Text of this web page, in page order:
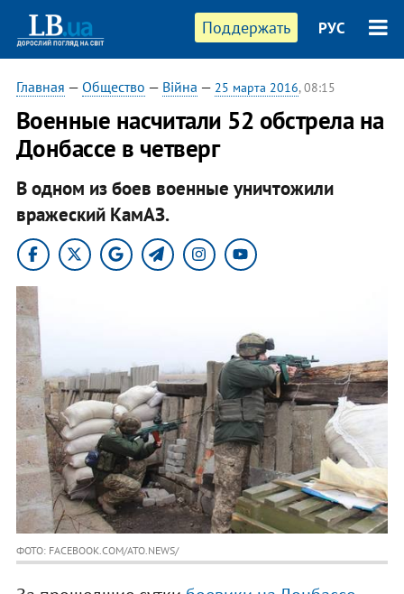
Поддержать РУС
Главная — Общество — Війна — 25 марта 2016, 08:15
Военные насчитали 52 обстрела на
Донбассе в четверг
В одном из боев военные уничтожили
вражеский КамАЗ.
ФОТО: FACEBOOK.COM/ATO.NEWS/